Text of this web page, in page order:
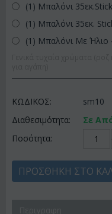
(1) Μπαλόνι
(1) Μπαλόνι 35εκ.
(1) Μπαλόνι Με Ήλιο
ΚΩΔΙΚΟΣ:
sm10
Διαθεσιμότητα:
Σε
Ποσότητα:
ΠΡΟΣΘΉΚΗ ΣΤΟ